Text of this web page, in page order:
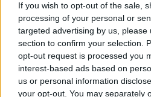
If you wish to opt-out of the sale,
processing of your personal or
targeted advertising by us, please
section to confirm your selection.
opt-out request is processed you
interest-based ads based on
us or personal information
your opt-out. You may separately
12 de
Camiseta entrenamiento